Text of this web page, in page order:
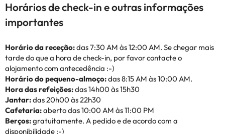
Horários de check-in e outras informações
importantes
Horário da receção:das 7:30 AM às 12:00 AM. Se chegar mais
tarde do que a hora de check-in, por favor contacte o
alojamento com antecedência :-)
Horário do pequeno-almoço:das 8:15 AM às 10:00 AM.
Hora das refeições:das 14h00 às 15h30
Jantar:das 20h00 às 22h30
Cafetaria:aberto das 10:00 AM às 11:00 PM
Berços:gratuitamente. A pedido e de acordo com a
disponibilidade :-)